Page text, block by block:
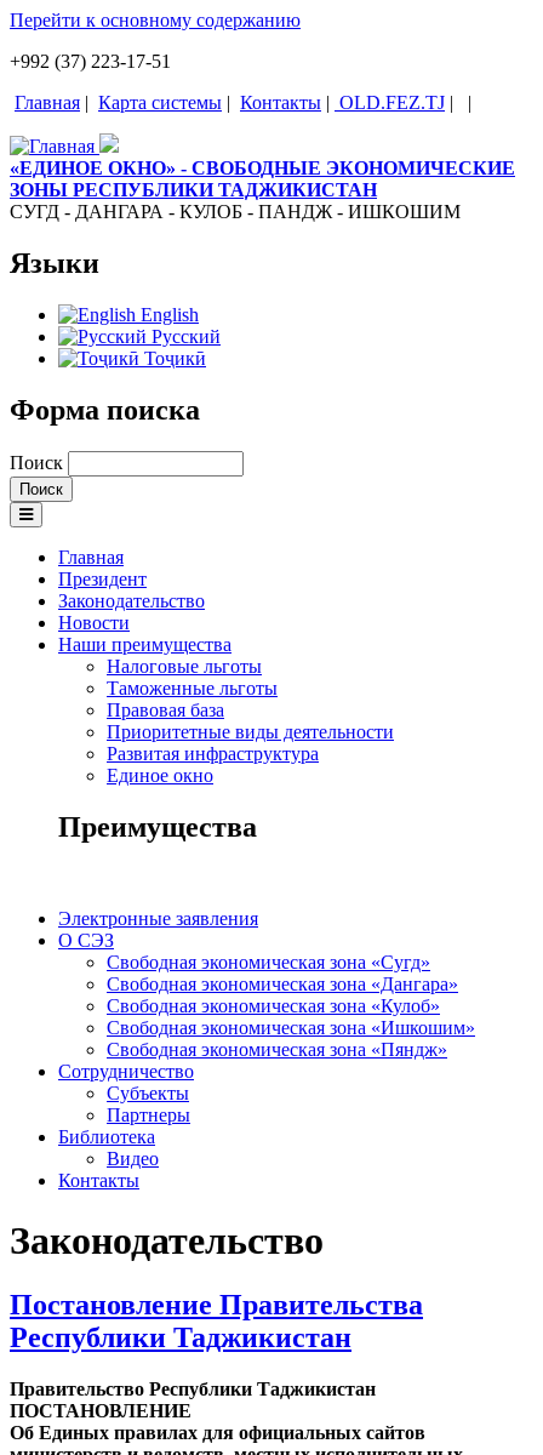
Перейти к основному содержанию
+992 (37) 223-17-51
Главная | Карта системы | Контакты | OLD.FEZ.TJ | |
«ЕДИНОЕ ОКНО» - СВОБОДНЫЕ ЭКОНОМИЧЕСКИЕ
ЗОНЫ РЕСПУБЛИКИ ТАДЖИКИСТАН
СУГД - ДАНГАРА - КУЛОБ - ПАНДЖ - ИШКОШИМ
Языки
English
Русский
Тоҷикӣ
Форма поиска
Поиск
Главная
Президент
Законодательство
Новости
Наши преимущества
Налоговые льготы
Таможенные льготы
Правовая база
Приоритетные виды деятельности
Развитая инфраструктура
Единое окно
Преимущества
Электронные заявления
О СЭЗ
Свободная экономическая зона «Сугд»
Свободная экономическая зона «Дангара»
Свободная экономическая зона «Кулоб»
Свободная экономическая зона «Ишкошим»
Свободная экономическая зона «Пяндж»
Сотрудничество
Субъекты
Партнеры
Библиотека
Видео
Контакты
Законодательство
Постановление Правительства
Республики Таджикистан
Правительство Республики Таджикистан
ПОСТАНОВЛЕНИЕ
Об Единых правилах для официальных сайтов